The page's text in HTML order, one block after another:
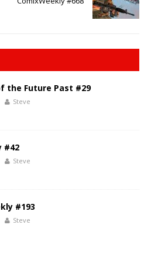
the Future Past #29
Steve
#42
Steve
#193
Steve